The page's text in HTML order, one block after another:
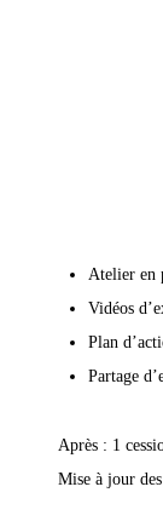
Atelier en
Vidéos
Plan
Partage
Après : 1
Mise à jour